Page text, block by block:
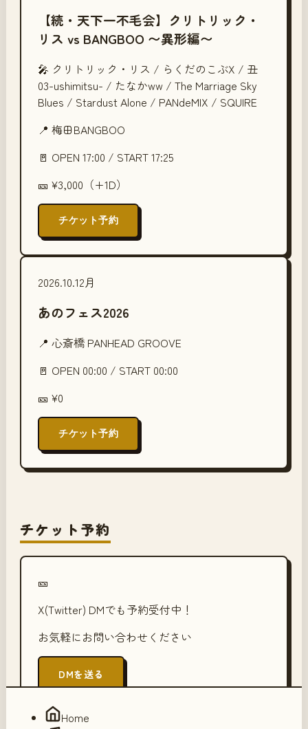
【続・天下一不毛会】クリトリック・
リス vs BANGBOO 〜異形編〜
🎤 クリトリック・リス / らくだのこぶX / 丑
03-ushimitsu- / たなかww / The Marriage Sky
Blues / Stardust Alone / PANdeMIX / SQUIRE
📍 梅田BANGBOO
🚪 OPEN 17:00 / START17:25
🎫 ¥3,000（+1D）
チケット予約
2026.10.12月
あのフェス2026
📍 心斎橋 PANHEAD GROOVE
🚪 OPEN 00:00 / START 00:00
🎫 ¥0
チケット予約
チケット予約
🎫
X(Twitter) DMでも予約受付中！
お気軽にお問い合わせください
DMを送る
Home